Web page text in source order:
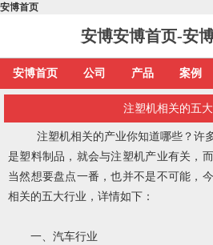
安博首页
安博安博首页-安博
安博首页 公司 产品 案例
注塑机相关的五
注塑机相关的产业你知道哪些？许
是塑料制品，就会与注塑机产业有关，
当然想要盘点一番，也并不是不可能，
相关的五大行业，详情如下：
一、汽车行业